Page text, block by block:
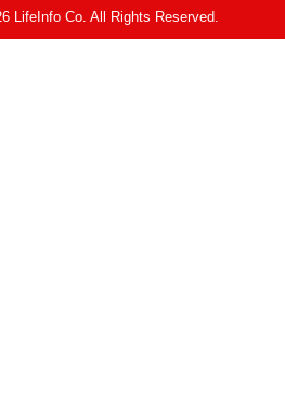
LifeInfo Co. All Rights Reserved.